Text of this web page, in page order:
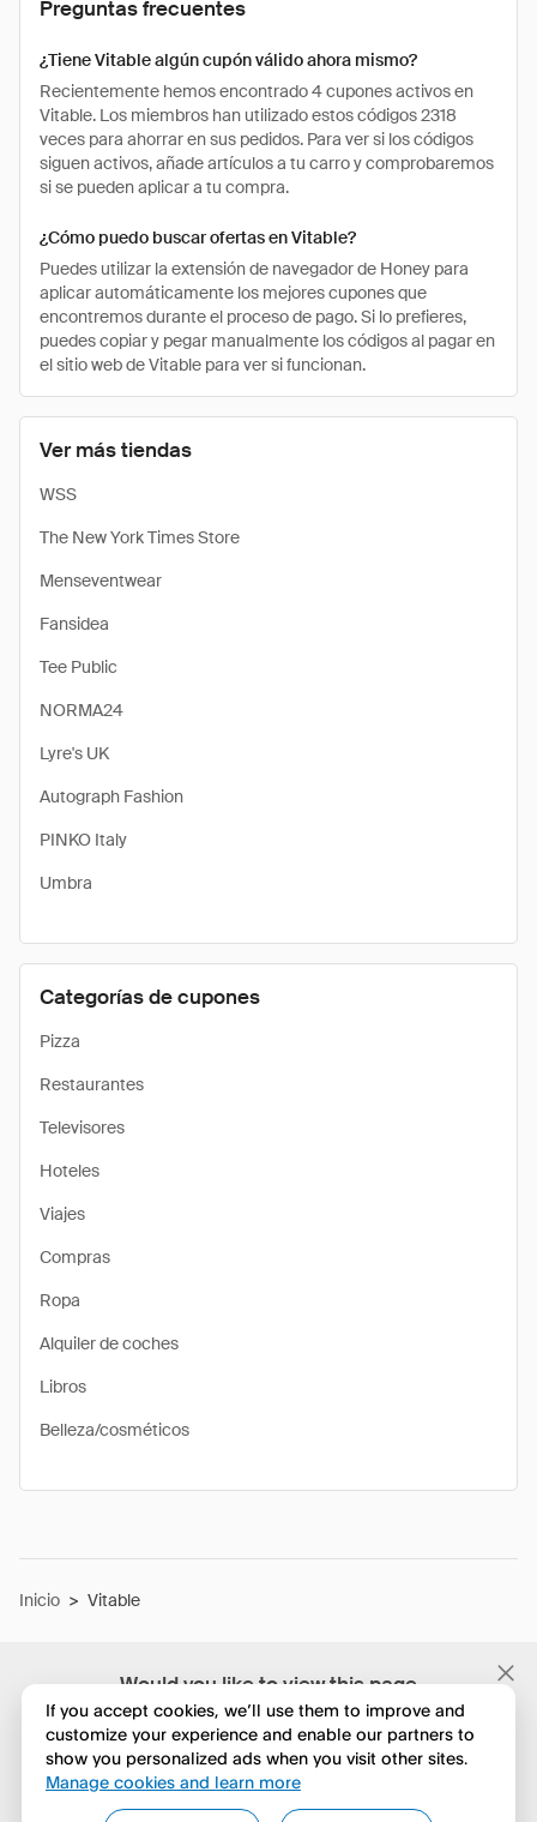
Would you like to view this page
in English?
No, seguir navegando
Ver más tiendas
WSS
The New York Times Store
Menseventwear
Fansidea
Tee Public
NORMA24
Lyre's UK
Autograph Fashion
PINKO Italy
Umbra
Categorías de cupones
Pizza
Restaurantes
Televisores
Hoteles
Viajes
Compras
Ropa
Alquiler de coches
Libros
Belleza/cosméticos
Preguntas frecuentes
¿Tiene Vitable algún cupón válido ahora mismo?
Recientemente hemos encontrado 4 cupones activos en
Vitable. Los miembros han utilizado estos códigos 2318
veces para ahorrar en sus pedidos. Para ver si los códigos
siguen activos, añade artículos a tu carro y comprobaremos
si se pueden aplicar a tu compra.
¿Cómo puedo buscar ofertas en Vitable?
Puedes utilizar la extensión de navegador de Honey para
aplicar automáticamente los mejores cupones que
encontremos durante el proceso de pago. Si lo prefieres,
puedes copiar y pegar manualmente los códigos al pagar en
el sitio web de Vitable para ver si funcionan.
Inicio > Vitable
If you accept cookies, we’ll use them to improve and
customize your experience and enable our partners to
show you personalized ads when you visit other sites.
Manage cookies and learn more